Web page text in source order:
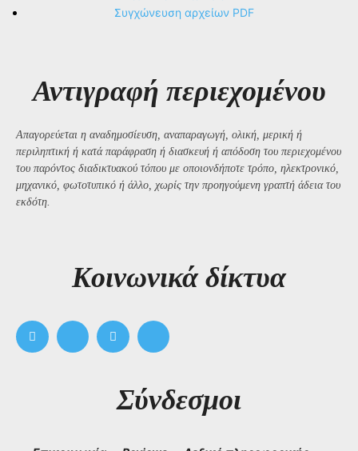
Συγχώνευση αρχείων PDF
Αντιγραφή περιεχομένου
Απαγορεύεται η αναδημοσίευση, αναπαραγωγή, ολική, μερική ή
περιληπτική ή κατά παράφραση ή διασκευή ή απόδοση του περιεχομένου
του παρόντος διαδικτυακού τόπου με οποιονδήποτε τρόπο, ηλεκτρονικό,
μηχανικό, φωτοτυπικό ή άλλο, χωρίς την προηγούμενη γραπτή άδεια του
εκδότη.
Kοινωνικά δίκτυα
Σύνδεσμοι